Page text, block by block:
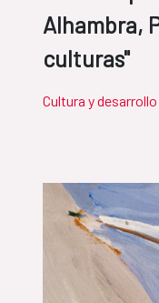
Alhambra,
culturas"
Cultura y desarrollo